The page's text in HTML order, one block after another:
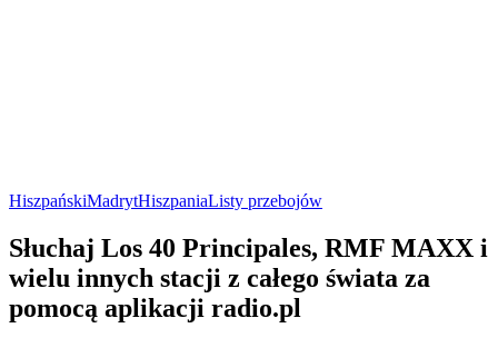
HiszpańskiMadrytHiszpaniaListy przebojów
Słuchaj Los 40 Principales, RMF MAXX i
wielu innych stacji z całego świata za
pomocą aplikacji radio.pl